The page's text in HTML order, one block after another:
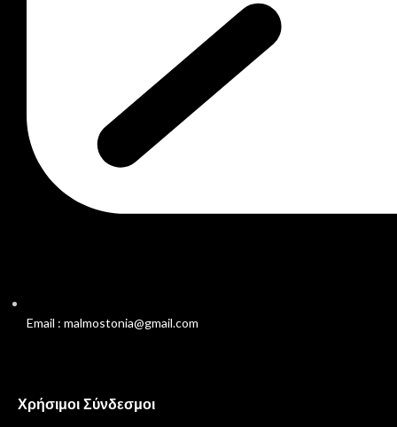
Email : malmostonia@gmail.com
Χρήσιμοι Σύνδεσμοι